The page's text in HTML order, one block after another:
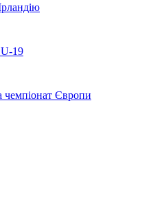
19
чемпіонат Європи